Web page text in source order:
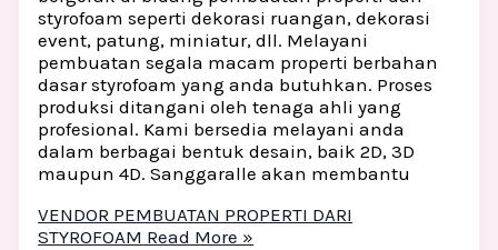
styrofoam seperti dekorasi ruangan, dekorasi
event, patung, miniatur, dll. Melayani
pembuatan segala macam properti berbahan
dasar styrofoam yang anda butuhkan. Proses
produksi ditangani oleh tenaga ahli yang
profesional. Kami bersedia melayani anda
dalam berbagai bentuk desain, baik 2D, 3D
maupun 4D. Sanggaralle akan membantu
VENDOR PEMBUATAN PROPERTI DARI
STYROFOAM Read More »